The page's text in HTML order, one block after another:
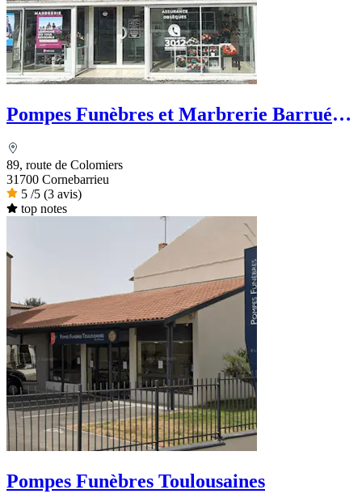
Pompes Funèbres et Marbrerie Barrué -
89, route de Colomiers
31700 Cornebarrieu
5 /5 (3 avis)
top notes
Pompes Funèbres Toulousaines